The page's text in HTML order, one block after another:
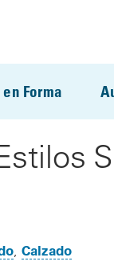
Forma
Calzado